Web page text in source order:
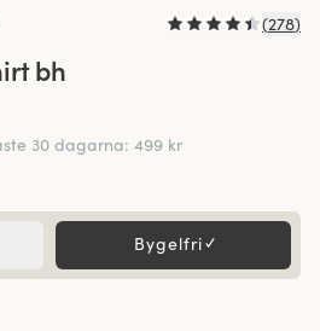
(278)
bh
30 dagarna: 499 kr
Bygelfri✓